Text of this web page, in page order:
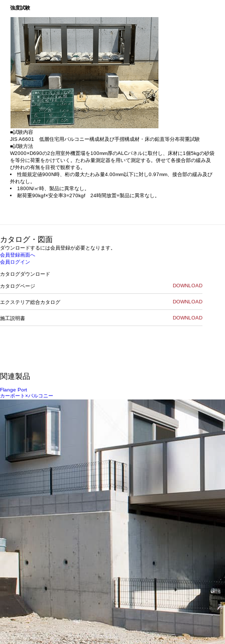
強度試験
■試験内容
JIS A6601 低層住宅用バルコニー構成材及び手摺構成材・床の鉛直等分布荷重試験
■試験方法
W2000×D690の2台用室外機置場を100mm厚のALCパネルに取付し、床材に1個5kgの砂袋
を等分に荷重をかけていく。たわみ量測定器を用いて測定する。併せて各接合部の緩み及
び外れの有無を目視で観察する。
性能規定値900N時、桁の最大たわみ量4.00mm以下に対し0.97mm、接合部の緩み及び
外れなし。
1800N/㎡時、製品に異常なし。
耐荷重90kgf×安全率3=270kgf 24時間放置=製品に異常なし。
カタログ・図面
ダウンロードするには会員登録が必要となります。
会員登録画面へ
会員ログイン
カタログダウンロード
カタログページ DOWNLOAD
エクステリア総合カタログ DOWNLOAD
施工説明書 DOWNLOAD
関連製品
Flange Port
カーポート×バルコニー